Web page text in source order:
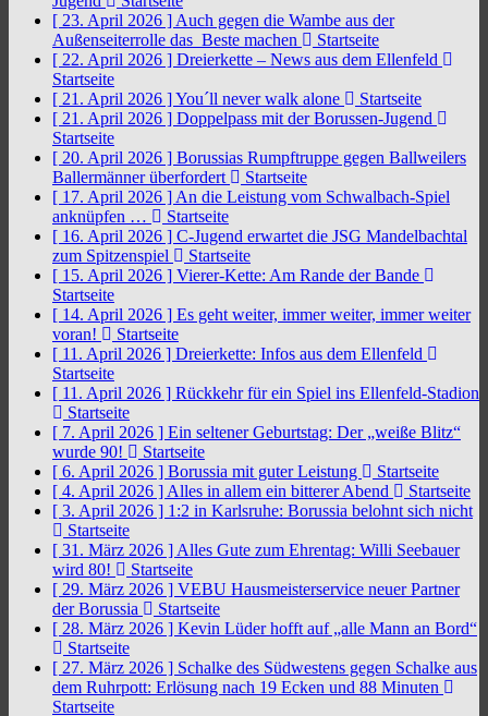
[ 23. April 2026 ] Auch gegen die Wambe aus der
Außenseiterrolle das Beste machen
Startseite
[ 22. April 2026 ] Dreierkette – News aus dem Ellenfeld
Startseite
[ 21. April 2026 ]You´ll never walk alone
Startseite
[ 21. April 2026 ] Doppelpass mit der Borussen-Jugend
Startseite
[ 20. April 2026 ] Borussias Rumpftruppe gegen Ballweilers
Ballermänner überfordert
Startseite
[ 17. April 2026 ] An die Leistung vom Schwalbach-Spiel
anknüpfen …
Startseite
[ 16. April 2026 ] C-Jugend erwartet die JSG Mandelbachtal
zum Spitzenspiel
Startseite
[ 15. April 2026 ] Vierer-Kette: Am Rande der Bande
Startseite
[ 14. April 2026 ] Es geht weiter, immer weiter, immer weiter
voran!
Startseite
[ 11. April 2026 ] Dreierkette: Infos aus dem Ellenfeld
Startseite
[ 11. April 2026 ] Rückkehr für ein Spiel ins Ellenfeld-Stadion
Startseite
[ 7. April 2026 ] Ein seltener Geburtstag: Der „weiße Blitz“
wurde 90!
Startseite
[ 6. April 2026 ] Borussia mit guter Leistung
Startseite
[ 4. April 2026 ] Alles in allem ein bitterer Abend
Startseite
[ 3. April 2026 ] 1:2 in Karlsruhe: Borussia belohnt sich nicht
Startseite
[ 31. März 2026 ] Alles Gute zum Ehrentag: Willi Seebauer
wird 80!
Startseite
[ 29. März 2026 ] VEBU Hausmeisterservice neuer Partner
der Borussia
Startseite
[ 28. März 2026 ] Kevin Lüder hofft auf „alle Mann an Bord“
Startseite
[ 27. März 2026 ] Schalke des Südwestens gegen Schalke aus
dem Ruhrpott: Erlösung nach 19 Ecken und 88 Minuten
Startseite